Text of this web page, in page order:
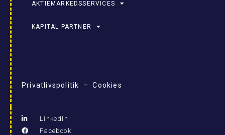
AKTIEMARKEDSSERVICES
KAPITAL PARTNER
Privatlivspolitik – Cookies
LinkedIn
Facebook